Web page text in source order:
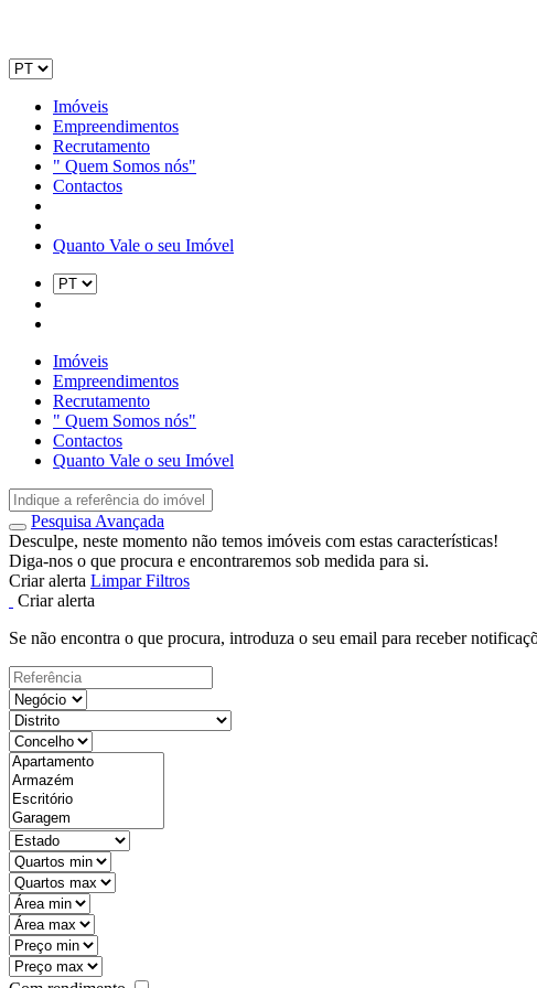
Imóveis
Empreendimentos
Recrutamento
" Quem Somos nós"
Contactos
Quanto Vale o seu Imóvel
Imóveis
Empreendimentos
Recrutamento
" Quem Somos nós"
Contactos
Quanto Vale o seu Imóvel
Pesquisa Avançada
Desculpe, neste momento não temos imóveis com estas características!
Diga-nos o que procura e encontraremos sob medida para si.
Criar alerta Limpar Filtros
Criar alerta
Se não encontra o que procura, introduza o seu email para receber